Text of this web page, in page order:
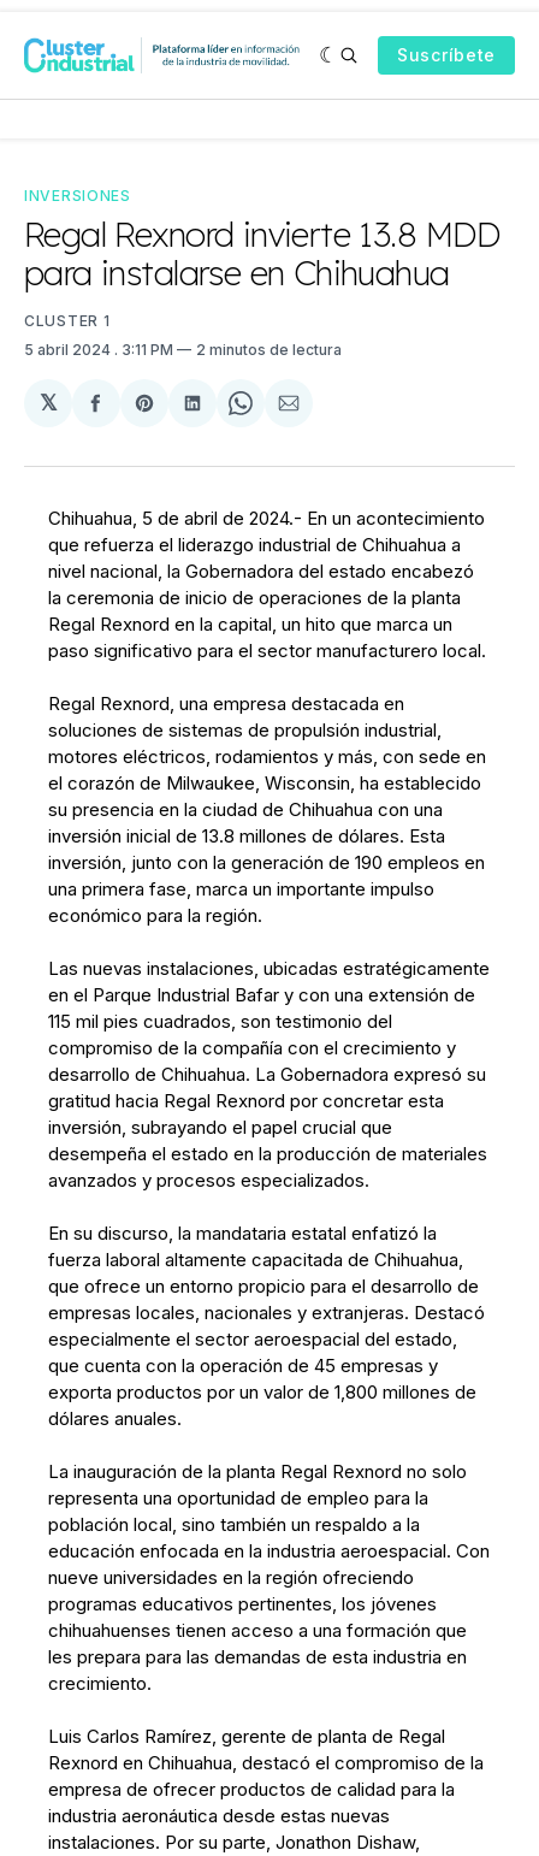
Suscríbete
INVERSIONES
Regal Rexnord invierte 13.8 MDD
para instalarse en Chihuahua
CLUSTER 1
5 abril 2024 . 3:11 PM 2 minutos de lectura
𝕏
Compartir
Facebook
Share
Pinterest
Compartir
LinkedIn
Share
WhatsApp
Compartir
Email
Chihuahua, 5 de abril de 2024.- En un acontecimiento
que refuerza el liderazgo industrial de Chihuahua a
nivel nacional, la Gobernadora del estado encabezó
la ceremonia de inicio de operaciones de la planta
Regal Rexnord en la capital, un hito que marca un
paso significativo para el sector manufacturero local.
Regal Rexnord, una empresa destacada en
soluciones de sistemas de propulsión industrial,
motores eléctricos, rodamientos y más, con sede en
el corazón de Milwaukee, Wisconsin, ha establecido
su presencia en la ciudad de Chihuahua con una
inversión inicial de 13.8 millones de dólares. Esta
inversión, junto con la generación de 190 empleos en
una primera fase, marca un importante impulso
económico para la región.
Las nuevas instalaciones, ubicadas estratégicamente
en el Parque Industrial Bafar y con una extensión de
115 mil pies cuadrados, son testimonio del
compromiso de la compañía con el crecimiento y
desarrollo de Chihuahua. La Gobernadora expresó su
gratitud hacia Regal Rexnord por concretar esta
inversión, subrayando el papel crucial que
desempeña el estado en la producción de materiales
avanzados y procesos especializados.
En su discurso, la mandataria estatal enfatizó la
fuerza laboral altamente capacitada de Chihuahua,
que ofrece un entorno propicio para el desarrollo de
empresas locales, nacionales y extranjeras. Destacó
especialmente el sector aeroespacial del estado,
que cuenta con la operación de 45 empresas y
exporta productos por un valor de 1,800 millones de
dólares anuales.
La inauguración de la planta Regal Rexnord no solo
representa una oportunidad de empleo para la
población local, sino también un respaldo a la
educación enfocada en la industria aeroespacial. Con
nueve universidades en la región ofreciendo
programas educativos pertinentes, los jóvenes
chihuahuenses tienen acceso a una formación que
les prepara para las demandas de esta industria en
crecimiento.
Luis Carlos Ramírez, gerente de planta de Regal
Rexnord en Chihuahua, destacó el compromiso de la
empresa de ofrecer productos de calidad para la
industria aeronáutica desde estas nuevas
instalaciones. Por su parte, Jonathon Dishaw,